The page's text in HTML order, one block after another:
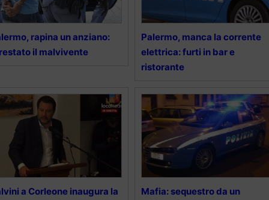
rapina un anziano:
il malvivente
Palermo, manca la corrente
elettrica: furti in bar e
ristorante
a Corleone inaugura la
Mafia: sequestro da un